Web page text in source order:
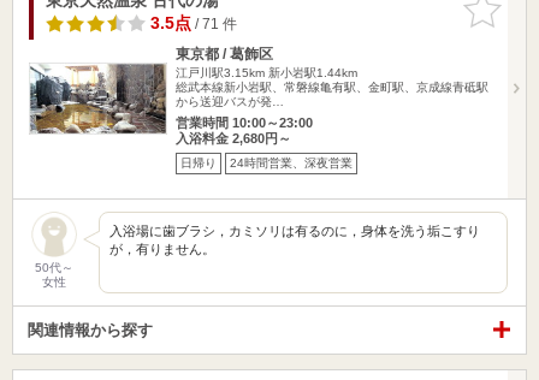
りに追加
3.5点/ 71 件
東京都 / 葛飾区
江戸川駅3.15km 新小岩駅1.44km
総武本線新小岩駅、常磐線亀有駅、金町駅、京成線青砥駅
から送迎バスが発…
営業時間 10:00～23:00
入浴料金 2,680円～
日帰り 24時間営業、深夜営業
50代～
女性
入浴場に歯ブラシ，カミソリは有るのに，身体を洗う垢こすり
が，有りません。
関連情報から探す